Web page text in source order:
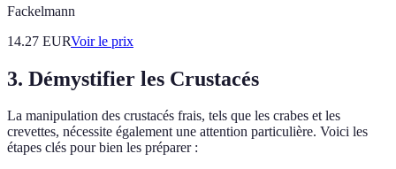
Fackelmann
14.27 EURVoir le prix
3. Démystifier les Crustacés
La manipulation des crustacés frais, tels que les crabes et les
crevettes, nécessite également une attention particulière. Voici les
étapes clés pour bien les préparer :